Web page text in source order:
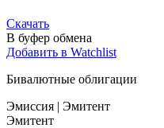
Скачать
В буфер обмена
Добавить в Watchlist
Бивалютные облигации
Эмиссия | Эмитент
Эмитент